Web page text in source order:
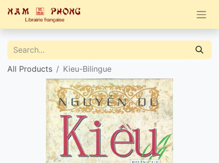
All Products Kieu-Bilingue